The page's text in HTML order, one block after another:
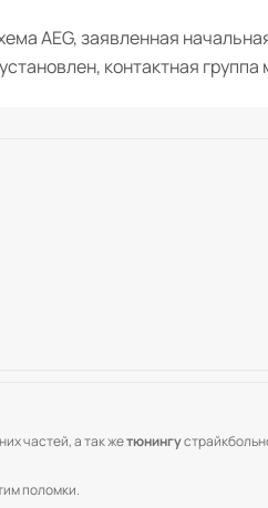
AEG, заявленная
контактная
частей, а так жетюнингу
поломки.